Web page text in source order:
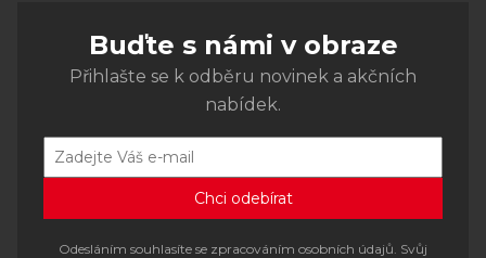
Buďte s námi v obraze
Přihlašte se k odběru novinek a akčních
nabídek.
Odesláním souhlasíte se zpracováním osobních údajů. Svůj